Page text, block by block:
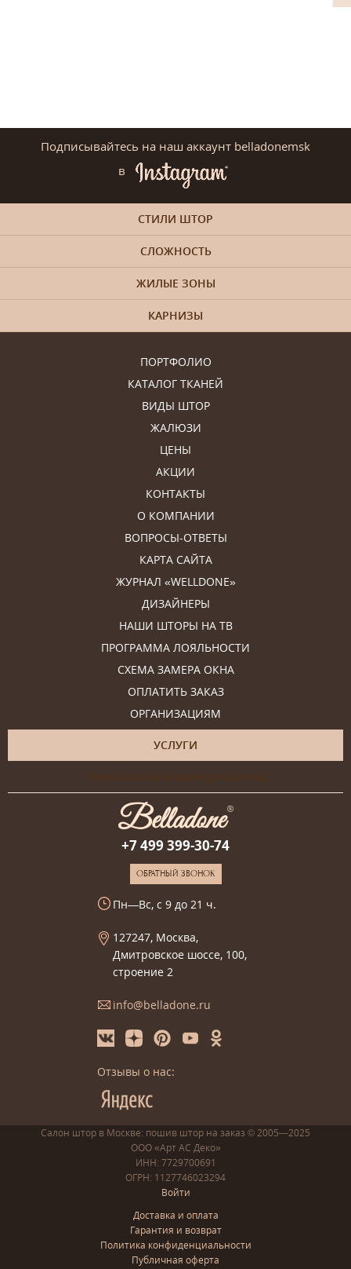
Подписывайтесь на наш аккаунт belladonemsk
в
ПОРТФОЛИО
КАТАЛОГ ТКАНЕЙ
ВИДЫ ШТОР
ЖАЛЮЗИ
ЦЕНЫ
АКЦИИ
КОНТАКТЫ
О КОМПАНИИ
ВОПРОСЫ-ОТВЕТЫ
КАРТА САЙТА
ЖУРНАЛ «WELLDONE»
ДИЗАЙНЕРЫ
НАШИ ШТОРЫ НА ТВ
ПРОГРАММА ЛОЯЛЬНОСТИ
СХЕМА ЗАМЕРА ОКНА
ОПЛАТИТЬ ЗАКАЗ
ОРГАНИЗАЦИЯМ
УСЛУГИ
Онлайн-консультация дизайнера
СТИЛИ ШТОР
СЛОЖНОСТЬ
ЖИЛЫЕ ЗОНЫ
КАРНИЗЫ
+7 499 399-30-74
ОБРАТНЫЙ ЗВОНОК
Пн—Вс, с 9 до 21 ч.
127247, Москва,
Дмитровское шоссе, 100,
строение 2
info@belladone.ru
Отзывы о нас:
Салон штор в Москве: пошив штор на заказ © 2005—2025
ООО «Арт АС Деко»
ИНН: 7729700691
ОГРН: 1127746023294
Войти
Доставка и оплата
Гарантия и возврат
Политика конфиденциальности
Публичная оферта